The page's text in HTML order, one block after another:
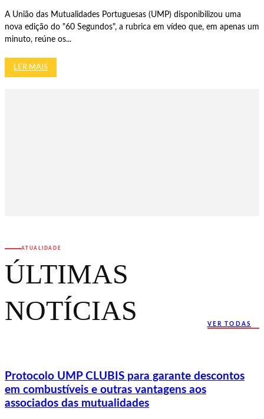
A União das Mutualidades Portuguesas (UMP) disponibilizou uma
nova edição do "60 Segundos", a rubrica em vídeo que, em apenas um
minuto, reúne os...
LER MAIS
ATUALIDADE
ÚLTIMAS
NOTÍCIAS
VER TODAS
Protocolo UMP CLUBIS para garante descontos
em combustíveis e outras vantagens aos
associados das mutualidades